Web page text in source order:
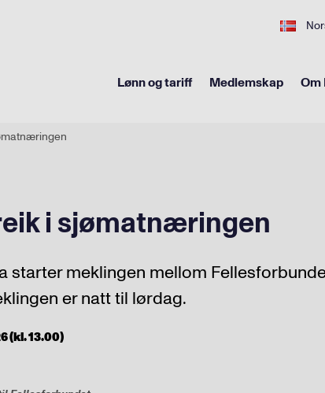
Lønn og tariff Medlemskap Om
i sjømatnæringen
starter meklingen mellom
er natt til lørdag.
(kl. 13.00)